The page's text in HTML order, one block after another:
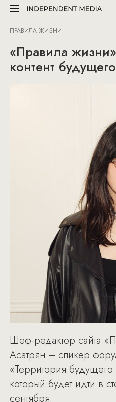
ПРАВИЛА ЖИЗНИ
«Правила
контент будущего
Шеф-редактор сайта
Асатрян – спикер
«Территория
который будет идти в
сентября.